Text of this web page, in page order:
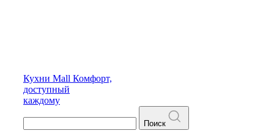
Кухни Mall Комфорт,
доступный
каждому
Поиск